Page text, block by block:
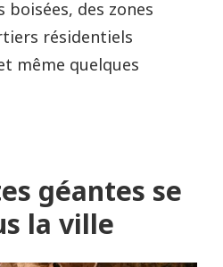
boisées, des zones
résidentiels
même quelques
géantes se
la ville